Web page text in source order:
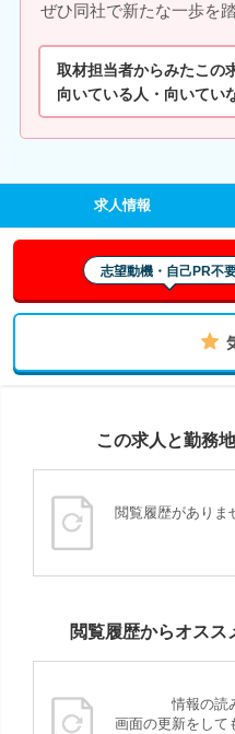
ぜひ同社で新たな一歩を
取材担当者からみたこの
向いている人・向いてい
求人情報
志望動機・自己PR不
この求人と勤務
閲覧履歴がありま
閲覧履歴からオスス
情報の読
画面の更新をして